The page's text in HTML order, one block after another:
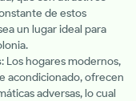
de estos
un lugar ideal para
: Los hogares modernos,
acondicionado, ofrecen
adversas, lo cual